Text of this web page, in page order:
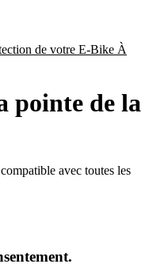
de votre E-Bike À
pointe de la
avec toutes les